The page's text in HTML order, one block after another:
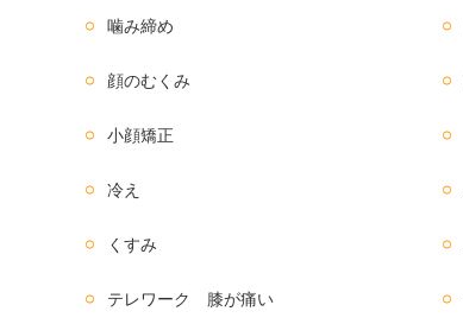
噛み締め
顔のむくみ
小顔矯正
冷え
くすみ
テレワーク 膝が痛い